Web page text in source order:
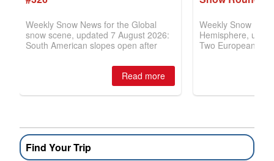
Find Your Trip